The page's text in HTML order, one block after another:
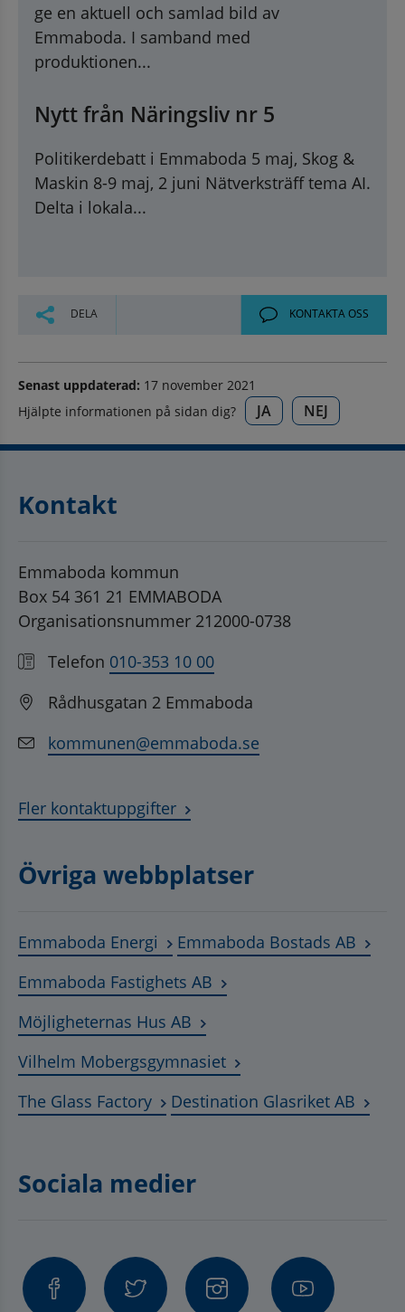
ge en aktuell och samlad bild av
Emmaboda. I samband med
produktionen...
Nytt från Näringsliv nr 5
Politikerdebatt i Emmaboda 5 maj, Skog &
Maskin 8-9 maj, 2 juni Nätverksträff tema AI.
Delta i lokala...
DELA KONTAKTA OSS
Senast uppdaterad: 17 november 2021
Hjälpte informationen på sidan dig?
JA NEJ
Kontakt
Emmaboda kommun
Box 54 361 21 EMMABODA
Organisationsnummer 212000-0738
Telefon 010-353 10 00
Rådhusgatan 2 Emmaboda
kommunen@emmaboda.se
Fler kontaktuppgifter
Övriga webbplatser
Emmaboda Energi Länk till annan webbplats,
Emmaboda Bostads AB
Emmaboda Fastighets AB Länk till annan
Möjligheternas Hus AB Länk till annan webbplats,
Vilhelm MobergsgymnasietLänk till annan
The Glass FactoryLänk till annan webbplats,
Destination Glasriket AB
Sociala medier